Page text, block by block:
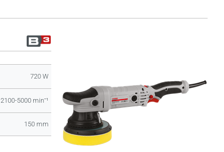
720 W
2100-5000 minˉ¹
150 mm